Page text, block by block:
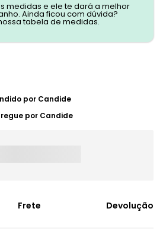
medidas e ele te dará a melhor
Ainda ficou com dúvida?
tabela de medidas.
por Candide
por Candide
Frete Devolução